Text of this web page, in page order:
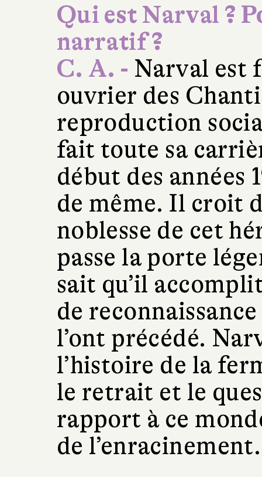
Qui est Narval ?
narratif ?
C. A. - Narval est
ouvrier des
reproduction
fait toute sa
début des années
de même. Il croit
noblesse de cet
passe la porte
sait qu’il
de
l’ont précédé.
l’histoire de la
le retrait et le
rapport à ce
de l’enracinement.